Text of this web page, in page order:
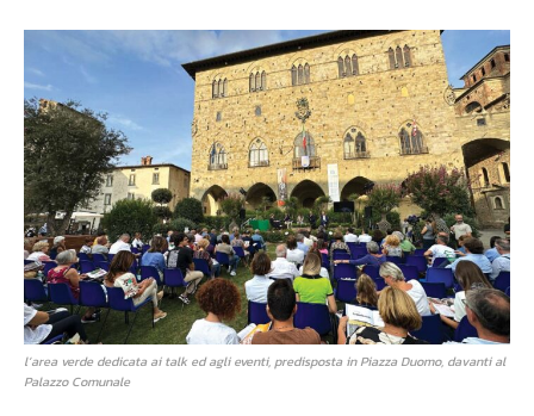
l’area verde dedicata ai talk ed agli eventi, predisposta in Piazza Duomo, davanti al
Palazzo Comunale